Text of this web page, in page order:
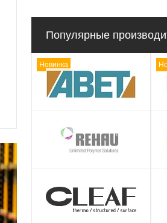
Популярные
Новинка